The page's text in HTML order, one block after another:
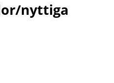
nyttiga